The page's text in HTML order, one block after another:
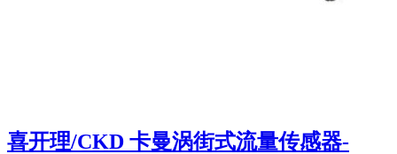
喜开理/CKD 卡曼涡街式流量传感器-